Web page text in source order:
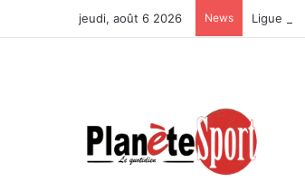
jeudi, août 6 2026 News Ligue